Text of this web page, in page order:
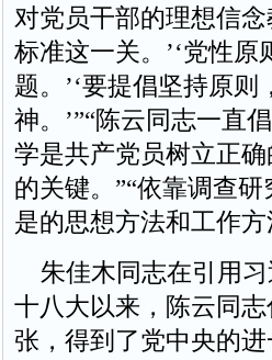
对党员干部的理想信
标准这一关。’‘党性原
题。’‘要提倡坚持原
神。’”“陈云同志一直
学是共产党员树立正
的关键。”“依靠调查
是的思想方法和工作方
朱佳木同志在引用习
十八大以来，陈云同
张，得到了党中央的